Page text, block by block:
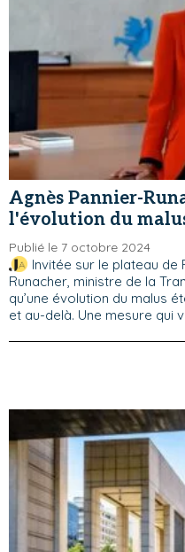
Agnès Pannier-
l'évolution du
Publié le 7 octobre 2024
Invitée sur le plateau de
Runacher, ministre de la
qu’une évolution du malus
et au-delà. Une mesure qui